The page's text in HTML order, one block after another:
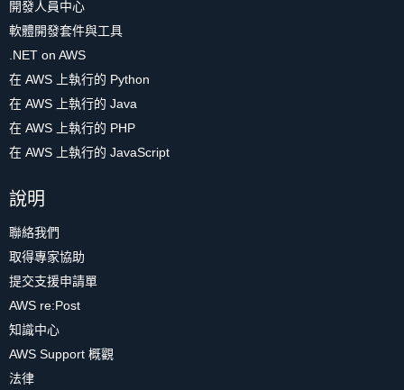
開發人員中心
軟體開發套件與工具
.NET on AWS
在 AWS 上執行的 Python
在 AWS 上執行的 Java
在 AWS 上執行的 PHP
在 AWS 上執行的 JavaScript
說明
聯絡我們
取得專家協助
提交支援申請單
AWS re:Post
知識中心
AWS Support 概觀
法律